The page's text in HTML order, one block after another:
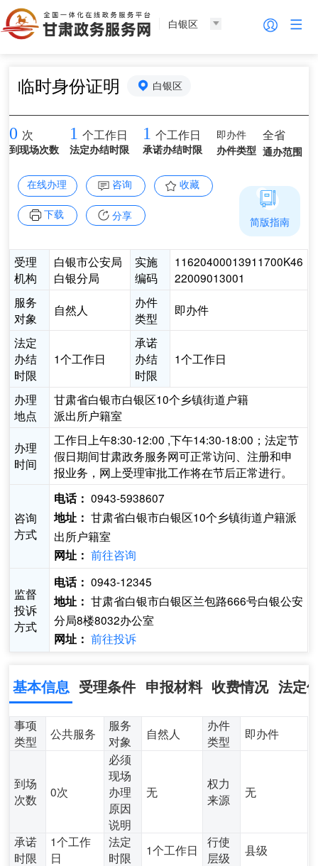
白银区
临时身份证明 白银区
0 次
到现场次数
1 个工作日
法定办结时限
1 个工作日
承诺办结时限
即办件
办件类型
全省
通办范围
在线办理 咨询 收藏
下载 分享
受理
机构
白银市公安局
白银分局
实施
编码
11620400013911700K46
22009013001
服务
对象
自然人
办件
类型
即办件
法定
办结
时限
1个工作日
承诺
办结
时限
1个工作日
办理
地点
甘肃省白银市白银区10个乡镇街道户籍
派出所户籍室
办理
时间
工作日上午8:30-12:00 ,下午14:30-18:00；法定节
假日期间甘肃政务服务网可正常访问、注册和申
报业务，网上受理审批工作将在节后正常进行。
咨询
方式
电话： 0943-5938607
地址： 甘肃省白银市白银区10个乡镇街道户籍派
出所户籍室
网址： 前往咨询
监督
投诉
方式
电话： 0943-12345
地址： 甘肃省白银市白银区兰包路666号白银公安
分局8楼8032办公室
网址： 前往投诉
简版指南
基本信息 受理条件 申报材料 收费情况 法定
事项
类型
公共服务
服务
对象
自然人
办件
类型
即办件
到场
次数
0次
必须
现场
办理
原因
说明
无
权力
来源
无
承诺
时限
1个工作
日
法定
时限
1个工作日
行使
层级
县级